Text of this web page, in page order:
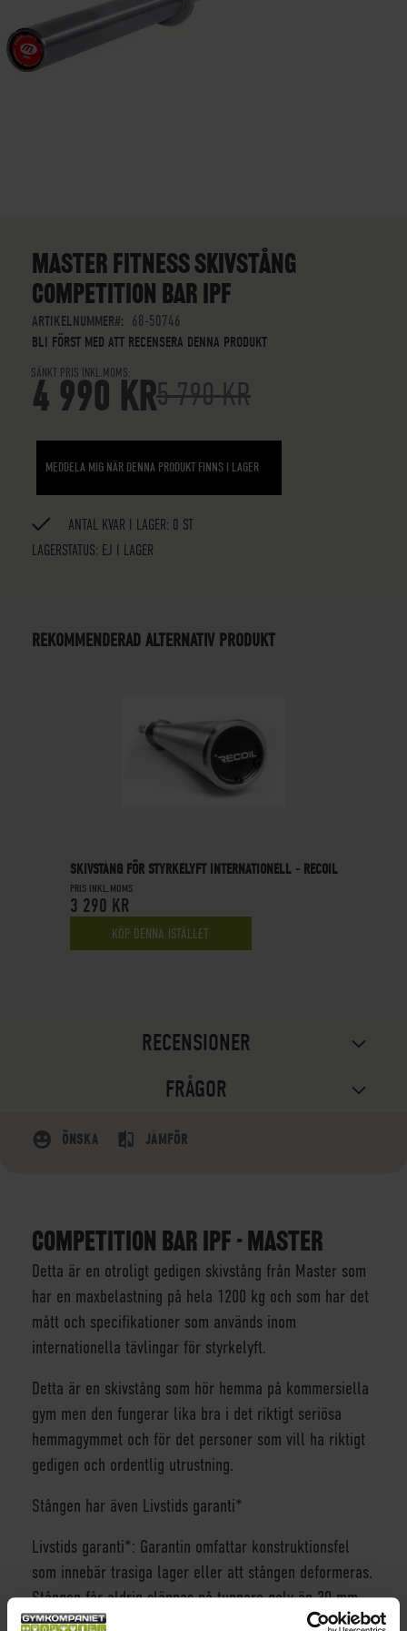
BEGINNING
IMAGES
GALLERY
MASTER FITNESS SKIVSTÅNG
COMPETITION BAR IPF
ARTIKELNUMMER
68-50746
BLI FÖRST MED ATT RECENSERA DENNA PRODUKT
SÄNKT PRIS INKL.MOMS
4 990 KR5 790 KR
MEDDELA MIG NÄR DENNA PRODUKT FINNS I LAGER
LAGERSTATUS: EJ I LAGER
ANTAL KVAR I LAGER: 0 ST
REKOMMENDERAD ALTERNATIV PRODUKT
SKIVSTÅNG FÖR STYRKELYFT INTERNATIONELL - RECOIL
PRIS INKL.MOMS
3 290 KR
KÖP DENNA ISTÄLLET
RECENSIONER
FRÅGOR
ÖNSKA JÄMFÖR
COMPETITION BAR IPF - MASTER
Detta är en otroligt gedigen skivstång från Master som
har en maxbelastning på hela 1200 kg och som har det
mått och specifikationer som används inom
internationella tävlingar för styrkelyft.
Detta är en skivstång som hör hemma på kommersiella
gym men den fungerar lika bra i det riktigt seriösa
hemmagymmet och för det personer som vill ha riktigt
gedigen och ordentlig utrustning.
Stången har även Livstids garanti*
Livstids garanti*: Garantin omfattar konstruktionsfel
som innebär trasiga lager eller att stången deformeras.
Stången får aldrig släppas på tunnare golv än 30 mm
gummimattor, skall ej förvaras laddad med vikter.